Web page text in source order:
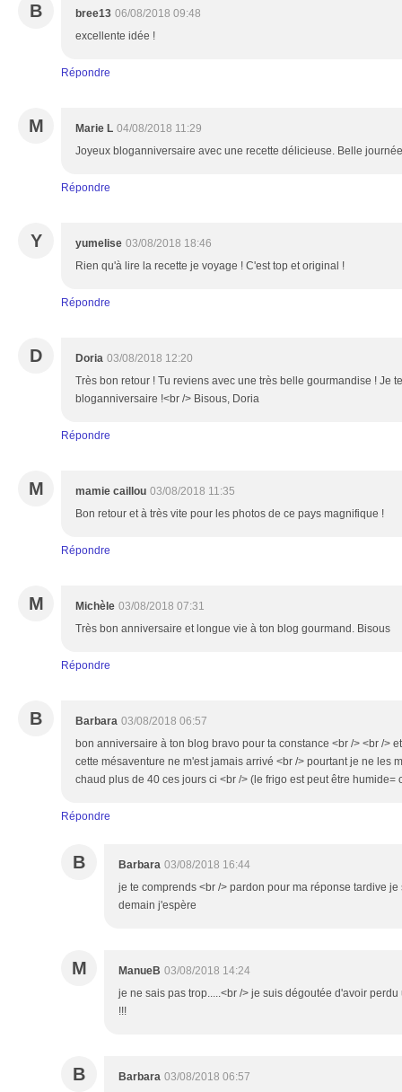
B bree13 06/08/2018 09:48
excellente idée !
Répondre
M Marie L 04/08/2018 11:29
Joyeux bloganniversaire avec une recette délicieuse. Belle journée
Répondre
Y yumelise 03/08/2018 18:46
Rien qu'à lire la recette je voyage ! C'est top et original !
Répondre
D Doria 03/08/2018 12:20
Très bon retour ! Tu reviens avec une très belle gourmandise ! Je
bloganniversaire !<br /> Bisous, Doria
Répondre
M mamie caillou 03/08/2018 11:35
Bon retour et à très vite pour les photos de ce pays magnifique !
Répondre
M Michèle 03/08/2018 07:31
Très bon anniversaire et longue vie à ton blog gourmand. Bisous
Répondre
B Barbara 03/08/2018 06:57
bon anniversaire à ton blog bravo pour ta constance <br /> <br />
cette mésaventure ne m'est jamais arrivé <br /> pourtant je ne les
chaud plus de 40 ces jours ci <br /> (le frigo est peut être humide=
Répondre
B Barbara 03/08/2018 16:44
je te comprends <br /> pardon pour ma réponse tardive
demain j'espère
M ManueB 03/08/2018 14:24
je ne sais pas trop.....<br /> je suis dégoutée d'avoir
!!!
B Barbara 03/08/2018 06:57